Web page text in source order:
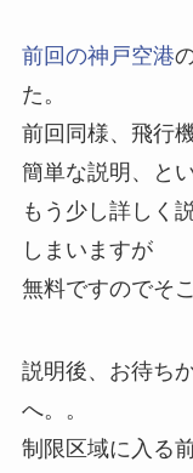
前回の神戸空港
た。
前回同様、飛行
簡単な説明、と
もう少し詳しく
しまいますが
無料ですのでそ
説明後、お待ち
へ。。
制限区域に入る